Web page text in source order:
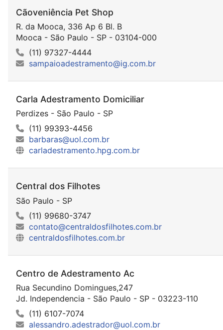
Cãoveniência Pet Shop
R. da Mooca, 336 Ap 6 Bl. B
Mooca - São Paulo - SP - 03104-000
(11) 97327-4444
sampaioadestramento@ig.com.br
Carla Adestramento Domiciliar
Perdizes - São Paulo - SP
(11) 99393-4456
barbaras@uol.com.br
carladestramento.hpg.com.br
Central dos Filhotes
São Paulo - SP
(11) 99680-3747
contato@centraldosfilhotes.com.br
centraldosfilhotes.com.br
Centro de Adestramento Ac
Rua Secundino Domingues,247
Jd. Independencia - São Paulo - SP - 03223-110
(11) 6107-7074
alessandro.adestrador@uol.com.br